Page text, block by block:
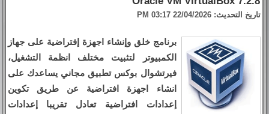
تاريخ التحديث: 22/04/2026 03:17 PM
برنامج خلق وإنشاء اجهزة إفتراضية على جهاز
الكمبيوتر لتثبيت مختلف انظمة التشغيل،
فيرتشوال بوكس تطبيق مجاني يساعدك على
انشاء اجهزة افتراضية عن طريق تكوين
إعدادات افتراضية تعادل تقريبا إعدادات